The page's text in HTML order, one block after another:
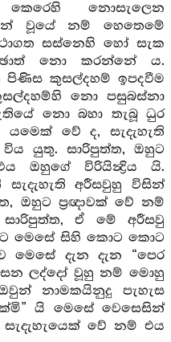
කෙරෙහි නොසැලෙන
වූයේ නම් හෙතෙමේ
සස්නෙහි හෝ සැක
නො කරන්නේ ය.
පිණිස කුසල්දහම් ඉපදවීම
නො පසුබස්නා
නො බහා තැබූ ධුර
වේ ද, සැදැහැති
යුතු. සාරිපුත්ත, ඔහුට
ඔහුගේ විරියින්‍ද්‍රිය යි.
අරීසවුහු විසින්
ඔහුට ප්‍රඥාවක් වේ නම්
ඒ මේ අරීසවු
මෙසේ සිහි කොට කොට
මෙසේ දැන දැන “පෙර
ලද්දෝ වූහු නම් මොහු
නාමකයිනුදු පැහැස
යි මෙසේ වෙසෙසින්
වේ නම් එය